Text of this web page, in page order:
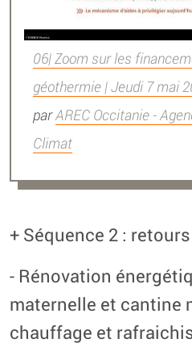
06| Zoom sur les
géothermie | Jeudi 7 mai
parAREC Occitanie -
Climat
+ Séquence 2 :
- Rénovation
maternelle et cantine
chauffage et